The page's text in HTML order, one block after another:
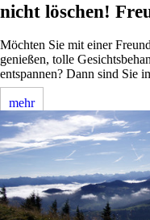
nicht löschen!
Möchten Sie mit einer
genießen, tolle
entspannen? Dann sind Sie
mehr